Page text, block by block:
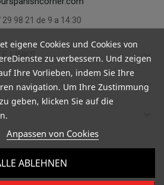
29 98 21 de 9 a 14:30
LINKS keyboard_arrow_down
keyboard_arrow_down

eigene Cookies und Cookies von
zu verbessern. Und zeigen
Ihre Vorlieben, indem Sie Ihre
navigation. Um Ihre Zustimmung
geben, klicken Sie auf die
Anpassen von Cookies
ABLEHNEN